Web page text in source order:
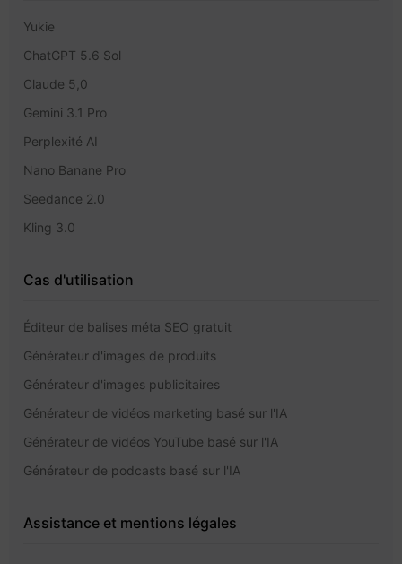
Yukie
ChatGPT 5.6 Sol
Claude 5,0
Gemini 3.1 Pro
Perplexité AI
Nano Banane Pro
Seedance 2.0
Kling 3.0
Cas d'utilisation
Éditeur de balises méta SEO gratuit
Générateur d'images de produits
Générateur d'images publicitaires
Générateur de vidéos marketing basé sur l'IA
Générateur de vidéos YouTube basé sur l'IA
Générateur de podcasts basé sur l'IA
Assistance et mentions légales